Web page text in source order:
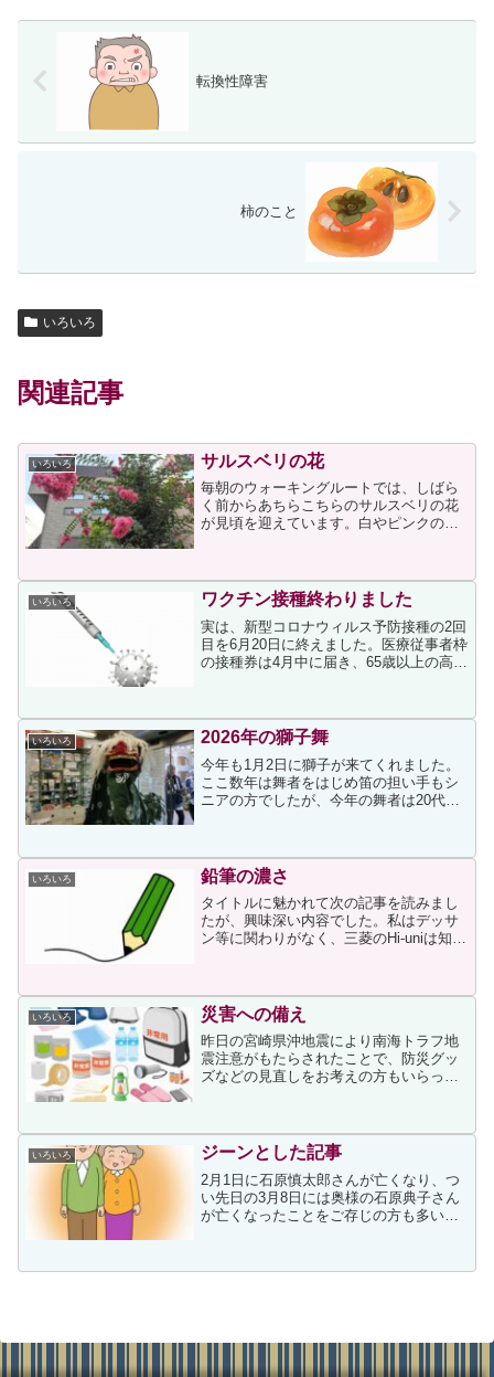
転換性障害
柿のこと
いろいろ
関連記事
いろいろ サルスベリの花
毎朝のウォーキングルートでは、しばら
く前からあちらこちらのサルスベリの花
が見頃を迎えています。白やピンクの花
と思いながら通る度に眺めています。↑の
サルスベリは知り合い...
いろいろ ワクチン接種終わりました
実は、新型コロナウィルス予防接種の2回
目を6月20日に終えました。医療従事者枠
の接種券は4月中に届き、65歳以上の高齢
す。同じく薬剤師である夫と娘も同日（1
回目が5月3...
いろいろ 2026年の獅子舞
今年も1月2日に獅子が来てくれました。
ここ数年は舞者をはじめ笛の担い手もシ
ニアの方でしたが、今年の舞者は20代後
舞は私にとって最もお...
いろいろ 鉛筆の濃さ
タイトルに魅かれて次の記事を読みまし
たが、興味深い内容でした。私はデッサ
ン等に関わりがなく、三菱のHi-uniは知っ
ことを仕事とする筆者がステッドラー社
の鉛筆を使って8...
いろいろ 災害への備え
昨日の宮崎県沖地震により南海トラフ地
震注意がもたらされたことで、防災グッ
ズなどの見直しをお考えの方もいらっし
村には入っていないのですが、すぐ近く
の横浜市まで指定市に入っ...
いろいろ ジーンとした記事
2月1日に石原慎太郎さんが亡くなり、つ
い先日の3月8日には奥様の石原典子さん
が亡くなったことをご存じの方も多いの
ースリーダー」（土曜午前6-8時）に出演